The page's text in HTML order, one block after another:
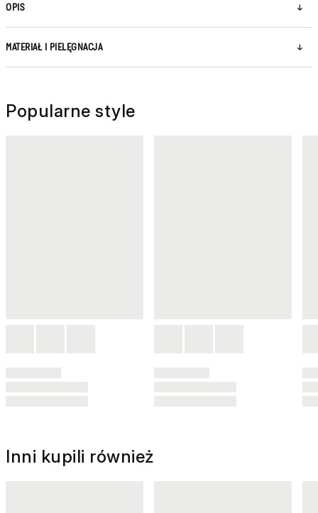
OPIS
MATERIAŁ I PIELĘGNACJA
Popularne style
Inni kupili również